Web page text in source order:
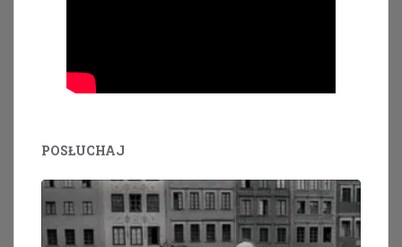
POSŁUCHAJ
Odtwarzacz
dźwiękowych